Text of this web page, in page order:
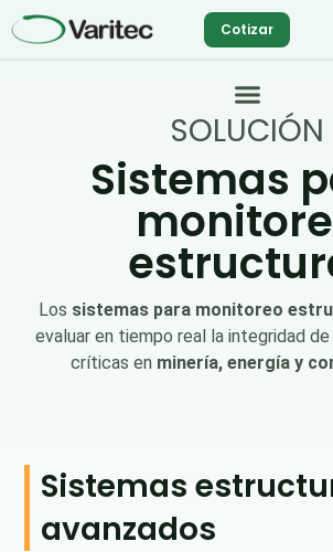
al
Cotizar
SOLUCIÓN
Sistemas
Los sistemas para monitoreo
evaluar en tiempo real la integridad
críticas en minería, energía y
Sistemas
avanzados